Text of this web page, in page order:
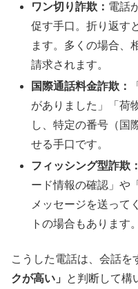
ワン切り詐欺： 電話
促す手口。折り返す
ます。多くの場合、
請求されます。
国際通話料金詐欺：
がありました」「荷
し、特定の番号（国
せる手口です。
フィッシング型詐欺：
ード情報の確認」や
メッセージを送って
トの場合もあります。
こうした電話は、会話を
クが高い」
と判断して構